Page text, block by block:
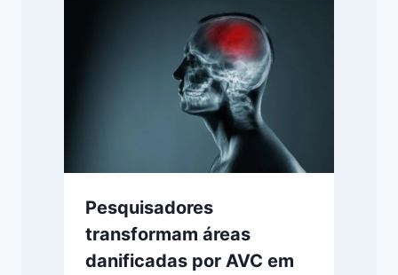
Pesquisadores
transformam áreas
danificadas por AVC em